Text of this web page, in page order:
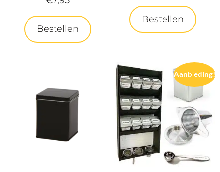
Bestellen
Bestellen
Aanbieding!